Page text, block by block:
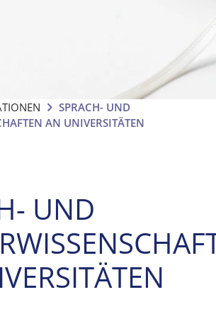
SPRACH- UND
AN UNIVERSITÄTEN
UND